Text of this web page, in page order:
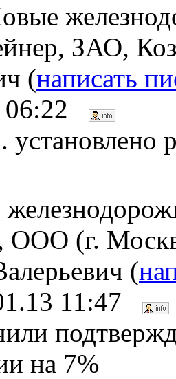
ЗАО,
(написать
06:22
установлено
(г.
(
11:47
на 7%